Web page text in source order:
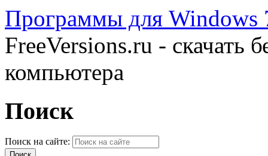
Программы для Windows
FreeVersions.ru - скачать
компьютера
Поиск
Поиск на сайте: